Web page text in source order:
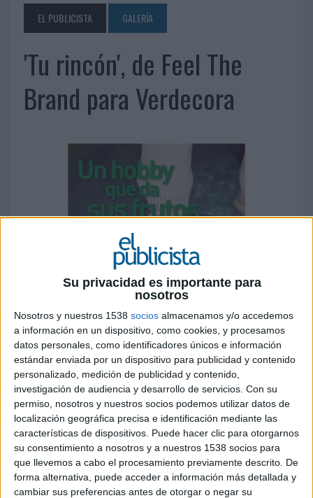
Su privacidad es importante para
nosotros
Nosotros y nuestros 1538 socios almacenamos y/o accedemos
a información en un dispositivo, como cookies, y procesamos
datos personales, como identificadores únicos e información
estándar enviada por un dispositivo para publicidad y contenido
personalizado, medición de publicidad y contenido,
investigación de audiencia y desarrollo de servicios. Con su
permiso, nosotros y nuestros socios podemos utilizar datos de
localización geográfica precisa e identificación mediante las
características de dispositivos. Puede hacer clic para otorgarnos
su consentimiento a nosotros y a nuestros 1538 socios para
que llevemos a cabo el procesamiento previamente descrito. De
forma alternativa, puede acceder a información más detallada y
cambiar sus preferencias antes de otorgar o negar su
EL PUBLICISTA GALERÍA
'Tu rincón', de Feel The
Brand para Verdecora
8 DE FEBRERO DE 2017
Ficha técnica ‘Tu rincón’